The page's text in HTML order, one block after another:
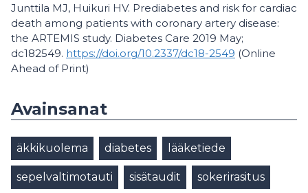
Junttila MJ, Huikuri HV. Prediabetes and risk for cardiac
death among patients with coronary artery disease:
the ARTEMIS study. Diabetes Care 2019 May;
dc182549. https://doi.org/10.2337/dc18-2549 (Online
Ahead of Print)
Avainsanat
äkkikuolema diabetes lääketiede
sepelvaltimotauti sisätaudit sokerirasitus